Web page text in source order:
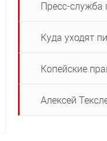
Пресс-
Куда уходят
Копейские
Алексей